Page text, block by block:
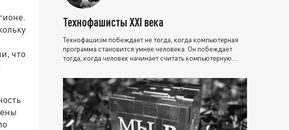
что
Технофашисты XXI века
Технофашизм побеждает не тогда, когда компьютерная
программа становится умнее человека. Он побеждает
тогда, когда человек начинает считать компьютерную